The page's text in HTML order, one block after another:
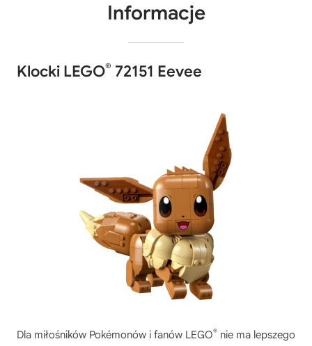
Informacje
Klocki LEGO® 72151 Eevee
Dla miłośników Pokémonów i fanów LEGO® nie ma lepszego